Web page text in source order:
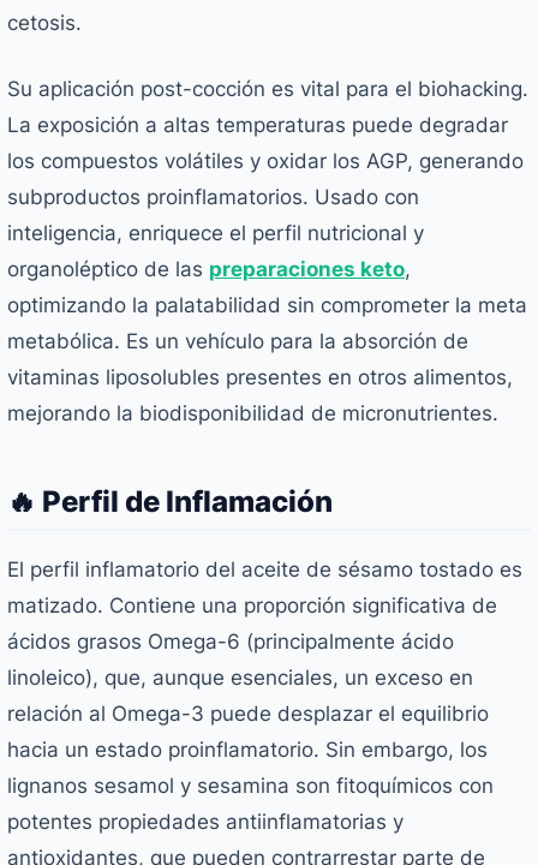
cetosis.
Su aplicación post-cocción es vital para el biohacking.
La exposición a altas temperaturas puede degradar
los compuestos volátiles y oxidar los AGP, generando
subproductos proinflamatorios. Usado con
inteligencia, enriquece el perfil nutricional y
organoléptico de las preparaciones keto,
optimizando la palatabilidad sin comprometer la meta
metabólica. Es un vehículo para la absorción de
vitaminas liposolubles presentes en otros alimentos,
mejorando la biodisponibilidad de micronutrientes.
🔥 Perfil de Inflamación
El perfil inflamatorio del aceite de sésamo tostado es
matizado. Contiene una proporción significativa de
ácidos grasos Omega-6 (principalmente ácido
linoleico), que, aunque esenciales, un exceso en
relación al Omega-3 puede desplazar el equilibrio
hacia un estado proinflamatorio. Sin embargo, los
lignanos sesamol y sesamina son fitoquímicos con
potentes propiedades antiinflamatorias y
antioxidantes, que pueden contrarrestar parte de